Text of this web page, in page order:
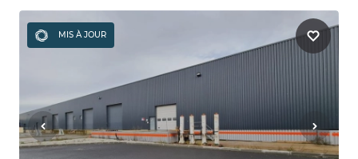
MIS À JOUR